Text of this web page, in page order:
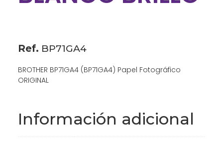
Ref. BP71GA4
BROTHER BP71GA4 (BP71GA4) Papel Fotográfico
ORIGINAL
Información adicional